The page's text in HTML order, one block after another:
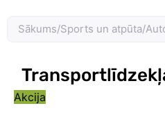
Sākums/Sports un atpūta/
Akcija